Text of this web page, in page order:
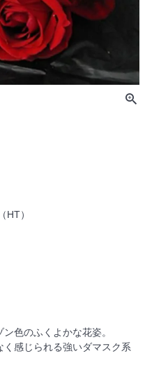
HT）
色のふくよかな花姿。
感じられる強いダマスク系